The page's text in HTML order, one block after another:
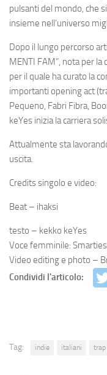
pulsanti del mondo, che
insieme nell’universo
Dopo il lungo percorso
MENTI FAM”, nota per la
per il quale ha curato la
importanti opening act
Pequeno, Fabri Fibra,
keYes inizia la carriera
Attualmente sta
uscita.
Credits singolo e video:
Beat – ihaksi
testo – kekko keYes
Voce femminile: Smarties
Video editing e photo –
Condividi l'articolo:
Tag: indie italiani trap